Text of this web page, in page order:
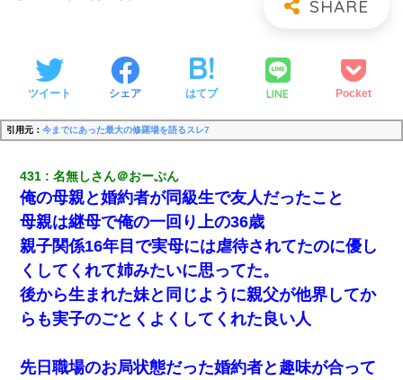
ツイート シェア はてブ LINE Pocket
引用元： 今までにあった最大の修羅場を語るスレ7
431 名無しさん＠おーぷん
俺の母親と婚約者が同級生で友人だったこと
母親は継母で俺の一回り上の36歳
親子関係16年目で実母には虐待されてたのに優し
くしてくれて姉みたいに思ってた。
後から生まれた妹と同じように親父が他界してか
らも実子のごとくよくしてくれた良い人
先日職場のお局状態だった婚約者と趣味が合って